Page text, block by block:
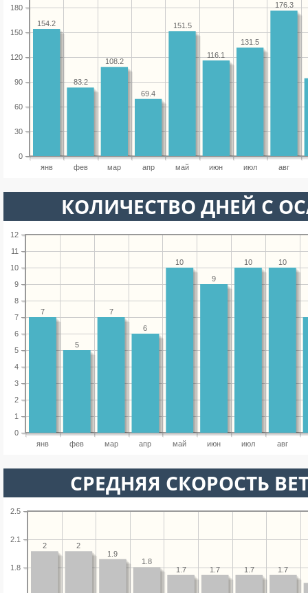
янв фев мар апр май июн июл авг
0
30
60
90
120
150
180 176.3
131.5
116.1
151.5
69.4
108.2
83.2
154.2
КОЛИЧЕСТВО ДНЕЙ С
янв фев мар апр май июн июл авг
0
1
2
3
4
5
6
7
8
9
10
11
12
10
10
9
10
6
7
5
7
СРЕДНЯЯ СКОРОСТЬ
1.8
2.1
2.5
1.7
1.7
1.7
1.7
1.8
1.9
2
2